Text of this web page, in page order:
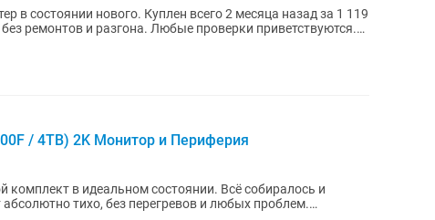
в состоянии нового. Куплен всего 2 месяца назад за 1 119
ремонтов и разгона. Любые проверки приветствуются.
/ 4TB) 2K Монитор и Периферия
комплект в идеальном состоянии. Всё собиралось и
тихо, без перегревов и любых проблем.